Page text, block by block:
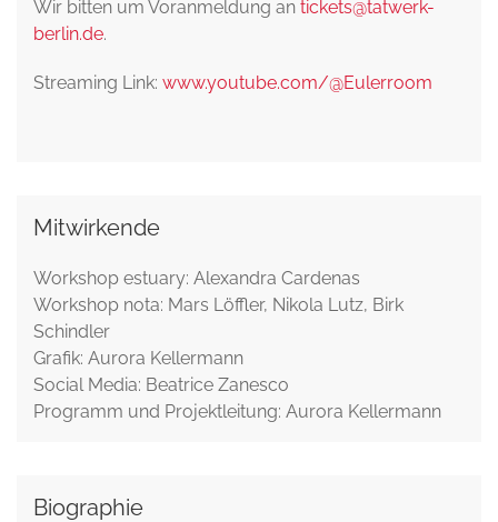
Wir bitten um Voranmeldung an tickets@tatwerk-
berlin.de.
Streaming Link: www.youtube.com/@Eulerroom
Mitwirkende
Workshop estuary: Alexandra Cardenas
Workshop nota: Mars Löffler, Nikola Lutz, Birk
Schindler
Grafik: Aurora Kellermann
Social Media: Beatrice Zanesco
Programm und Projektleitung: Aurora Kellermann
Biographie